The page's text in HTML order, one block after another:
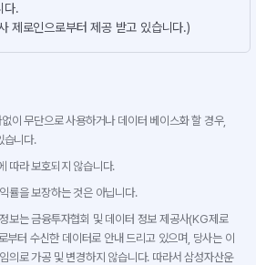
다.
제로인으로부터 제공 받고 있습니다.)
이 무단으로 사용하거나 데이터 베이스화 할 경우,
습니다.
따라 보호되지 않습니다.
률을 보장하는 것은 아닙니다.
보는 금융투자협회 및 데이터 정보 제공사(KG제로
부터 수신한 데이터로 안내 드리고 있으며, 당사는 이
의로 가공 및 변경하지 않습니다. 따라서 삼성자산운